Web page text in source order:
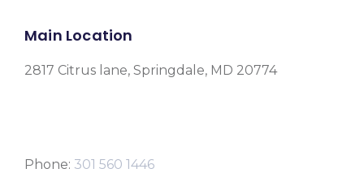
Main Location
2817 Citrus lane, Springdale, MD 20774
Phone: 301 560 1446